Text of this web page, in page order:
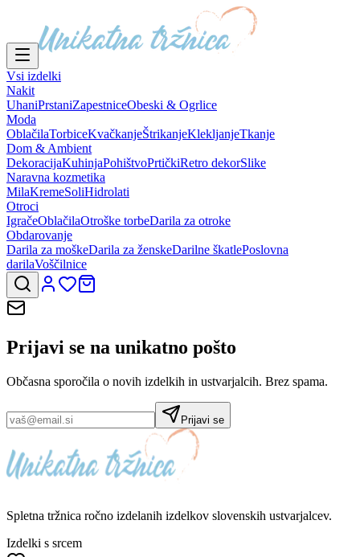
Vsi izdelki
Nakit
UhaniPrstaniZapestniceObeski & Ogrlice
Moda
OblačilaTorbiceKvačkanjeŠtrikanjeKlekljanjeTkanje
Dom & Ambient
DekoracijaKuhinjaPohištvoPrtičkiRetro dekorSlike
Naravna kozmetika
MilaKremeSoliHidrolati
Otroci
IgračeOblačilaOtroške torbeDarila za otroke
Obdarovanje
Darila za moškeDarila za ženskeDarilne škatlePoslovna
darilaVoščilnice
Prijavi se na unikatno pošto
Občasna sporočila o novih izdelkih in ustvarjalcih. Brez spama.
Prijavi se
Spletna tržnica ročno izdelanih izdelkov slovenskih ustvarjalcev.
Izdelki s srcem